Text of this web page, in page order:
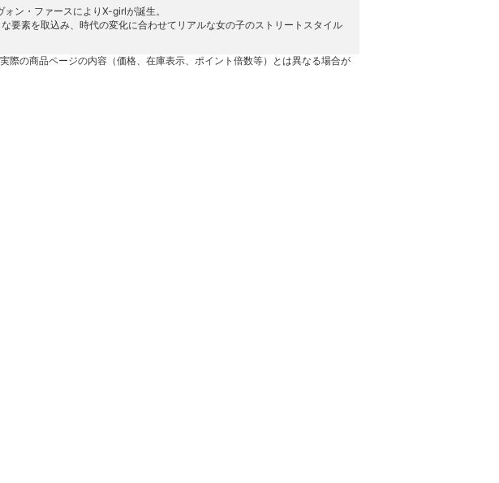
ン・ファースによりX-girlが誕生。
要素を取込み、時代の変化に合わせてリアルな女の子のストリートスタイル
際の商品ページの内容（価格、在庫表示、ポイント倍数等）とは異なる場合が